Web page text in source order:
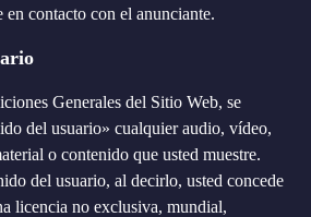
en contacto con el anunciante.
Generales del Sitio Web, se
del usuario» cualquier audio, vídeo,
o contenido que usted muestre.
del usuario, al decirlo, usted concede
licencia no exclusiva, mundial,